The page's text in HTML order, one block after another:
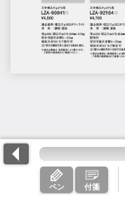
ペン 付箋